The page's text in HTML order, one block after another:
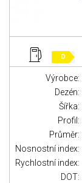
D
Výrobce:
Dezén:
Šířka:
Profil:
Průměr:
Nosnostní index:
Rychlostní index:
DOT: